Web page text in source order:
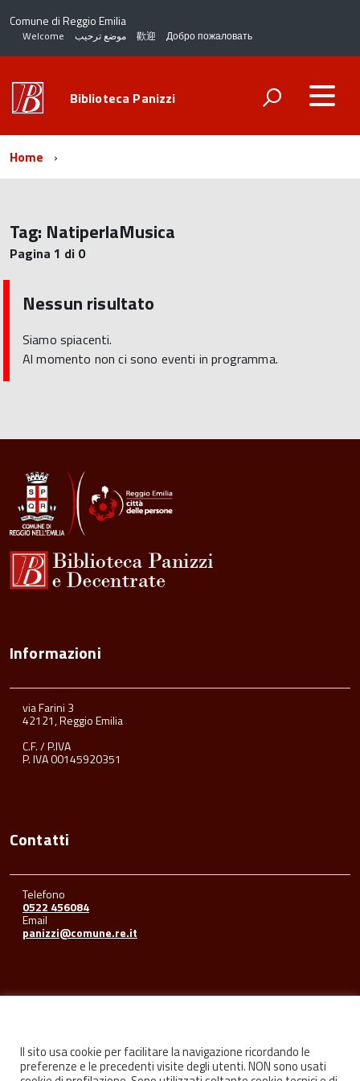
Comune di Reggio Emilia
Welcome موضع ترحيب 歡迎 Добро пожаловать
Biblioteca Panizzi
Home
Tag: NatiperlaMusica
Pagina 1 di 0
Nessun risultato
Siamo spiacenti.
Al momento non ci sono eventi in programma.
Informazioni
via Farini 3
42121, Reggio Emilia
C.F. / P.IVA
P. IVA 00145920351
Contatti
Telefono
0522 456084
Email
panizzi@comune.re.it
Il sito usa cookie per facilitare la navigazione ricordando le
preferenze e le precedenti visite degli utenti. NON sono usati